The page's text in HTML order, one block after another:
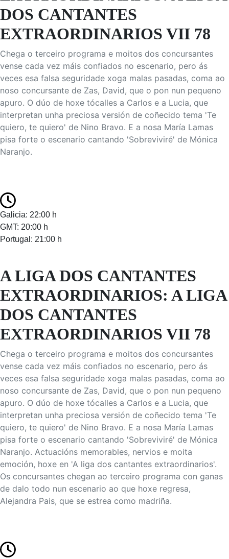
DOS CANTANTES
EXTRAORDINARIOS VII 78
Chega o terceiro programa e moitos dos concursantes
vense cada vez máis confiados no escenario, pero ás
veces esa falsa seguridade xoga malas pasadas, coma ao
noso concursante de Zas, David, que o pon nun pequeno
apuro. O dúo de hoxe tócalles a Carlos e a Lucia, que
interpretan unha preciosa versión de coñecido tema 'Te
quiero, te quiero' de Nino Bravo. E a nosa María Lamas
pisa forte o escenario cantando 'Sobreviviré' de Mónica
Naranjo.
Galicia: 22:00 h
GMT: 20:00 h
Portugal: 21:00 h
A LIGA DOS CANTANTES
EXTRAORDINARIOS: A LIGA
DOS CANTANTES
EXTRAORDINARIOS VII 78
Chega o terceiro programa e moitos dos concursantes
vense cada vez máis confiados no escenario, pero ás
veces esa falsa seguridade xoga malas pasadas, coma ao
noso concursante de Zas, David, que o pon nun pequeno
apuro. O dúo de hoxe tócalles a Carlos e a Lucia, que
interpretan unha preciosa versión de coñecido tema 'Te
quiero, te quiero' de Nino Bravo. E a nosa María Lamas
pisa forte o escenario cantando 'Sobreviviré' de Mónica
Naranjo. Actuacións memorables, nervios e moita
emoción, hoxe en 'A liga dos cantantes extraordinarios'.
Os concursantes chegan ao terceiro programa con ganas
de dalo todo nun escenario ao que hoxe regresa,
Alejandra Pais, que se estrea como madriña.